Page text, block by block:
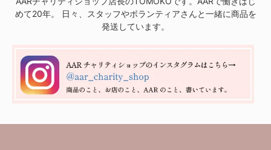
めて20年。 日々、スタッフやボランティアさんと一緒に商品を
発送しています。